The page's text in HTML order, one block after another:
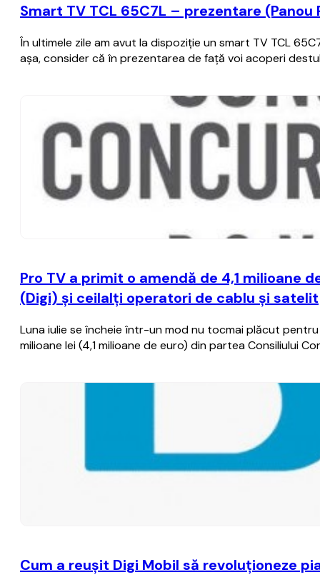
Smart TV TCL 65C7L – prezentare
În ultimele zile am avut la dispoziție un smart TV TCL
așa, consider că în prezentarea de față voi acoperi
Pro TV a primit o amendă de 4,1 milioane
(Digi) şi ceilalţi operatori de cablu şi satelit
Luna iulie se încheie într-un mod nu tocmai plăcut
milioane lei (4,1 milioane de euro) din partea Consiliului
Cum a reuşit Digi Mobil să revoluţioneze